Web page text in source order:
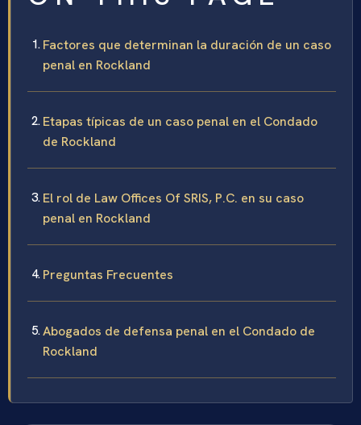
Factores que determinan la duración de un caso
penal en Rockland
Etapas típicas de un caso penal en el Condado
de Rockland
El rol de Law Offices Of SRIS, P.C. en su caso
penal en Rockland
Preguntas Frecuentes
Abogados de defensa penal en el Condado de
Rockland